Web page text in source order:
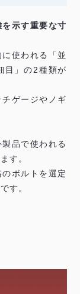
示す重要な寸
使われる「並
目」の2種類が
ゲージやノギ
品で使われる
す。
ボルトを選定
す。